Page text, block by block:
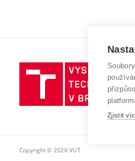
Copyright © 2026 VUT
Zjistit